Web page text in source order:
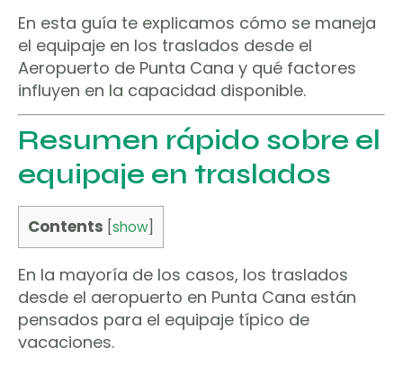
En esta guía te explicamos cómo se maneja
el equipaje en los traslados desde el
Aeropuerto de Punta Cana y qué factores
influyen en la capacidad disponible.
Resumen rápido sobre el
equipaje en traslados
Contents show
En la mayoría de los casos, los traslados
desde el aeropuerto en Punta Cana están
pensados para el equipaje típico de
vacaciones.